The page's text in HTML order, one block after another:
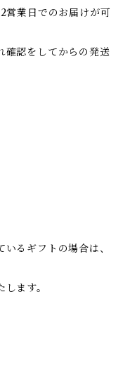
営業日でのお届けが可
認をしてからの発送
るギフトの場合は、
ます。